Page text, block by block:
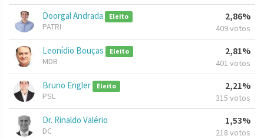
Doorgal Andrada Eleito
PATRI
2,86%
409 votos
Leonídio Bouças Eleito
MDB
2,81%
401 votos
Bruno Engler Eleito
PSL
2,21%
315 votos
Dr. Rinaldo Valério
DC
1,53%
218 votos